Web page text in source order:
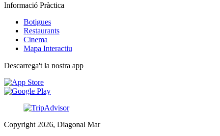
Informació Pràctica
Botigues
Restaurants
Cinema
Mapa Interactiu
Descarrega't la nostra app
Copyright 2026, Diagonal Mar